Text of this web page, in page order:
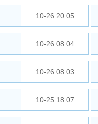
10-26 20:05
10-26 08:04
10-26 08:03
10-25 18:07